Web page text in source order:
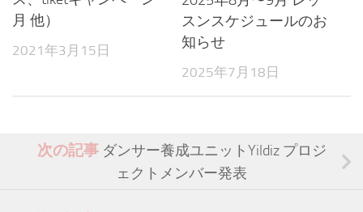
月 他）
2021年3月15日
スンスケジュールのお
知らせ
2025年7月18日
次の記事 ダンサー養成ユニットYildiz プロジ
ェクトメンバー発表